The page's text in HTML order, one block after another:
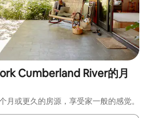
Cumberland River的月
月或更久的房源，享受家一般的感觉。